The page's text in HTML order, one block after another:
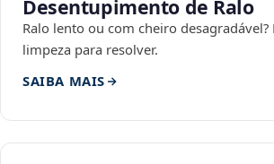
Desentupimento de Ralo
Ralo lento ou com cheiro desagradável?
limpeza para resolver.
SAIBA MAIS